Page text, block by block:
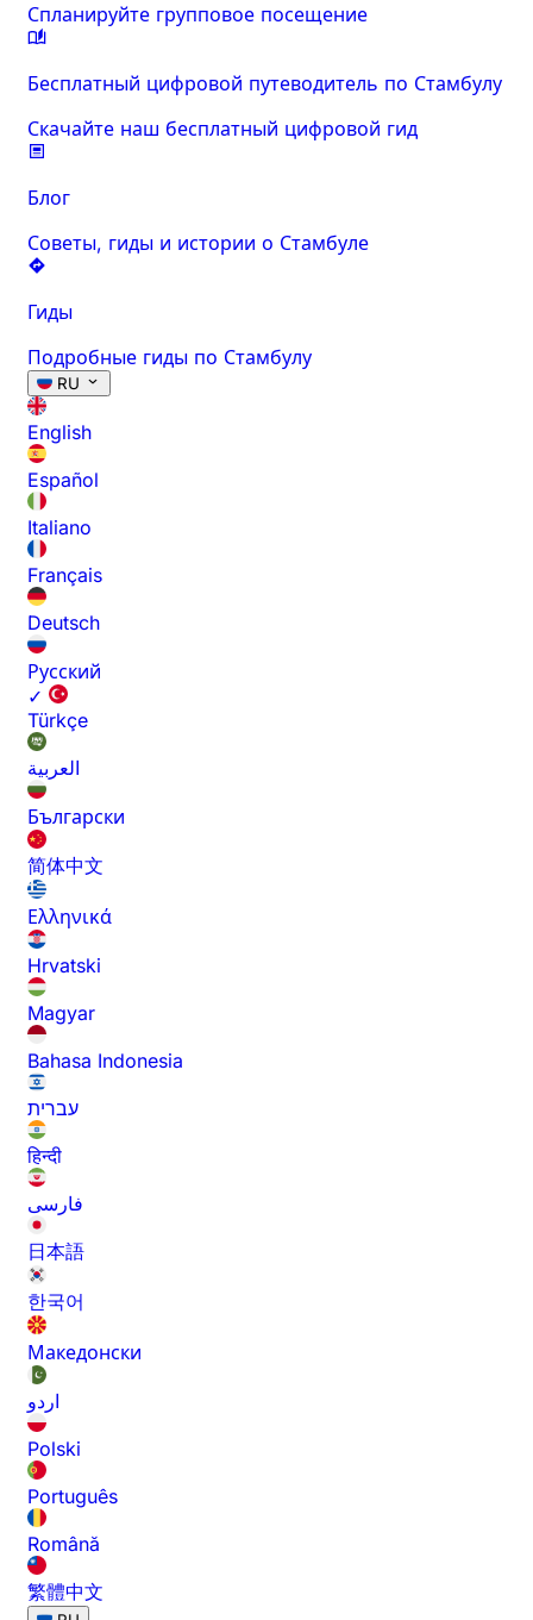
Спланируйте групповое посещение
Бесплатный цифровой путеводитель по Стамбулу
Скачайте наш бесплатный цифровой гид
Блог
Советы, гиды и истории о Стамбуле
Гиды
Подробные гиды по Стамбулу
RU
English
Español
Italiano
Français
Deutsch
Русский
✓
Türkçe
العربية
Български
简体中文
Ελληνικά
Hrvatski
Magyar
Bahasa Indonesia
עברית
हिन्दी
فارسی
日本語
한국어
Македонски
اردو
Polski
Português
Română
繁體中文